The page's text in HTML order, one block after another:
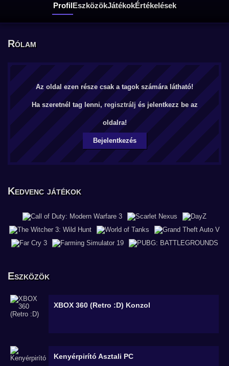
ProfilEszközökJátékokÉrtékelések
Rólam
Az oldal ezen része csak a tagok számára látható!
Ha szeretnél tag lenni, regisztrálj és jelentkezz be az
oldalra!
Bejelentkezés
Kedvenc játékok
Eszközök
XBOX 360 (Retro :D) Konzol
Kenyérpirító Asztali PC